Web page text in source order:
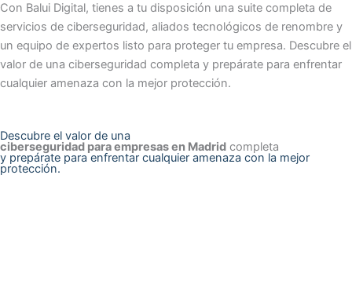
Con Balui Digital, tienes a tu disposición una suite completa de
servicios de ciberseguridad, aliados tecnológicos de renombre y
un equipo de expertos listo para proteger tu empresa. Descubre el
valor de una ciberseguridad completa y prepárate para enfrentar
cualquier amenaza con la mejor protección.
Descubre el valor de una
ciberseguridad para empresas en Madrid completa
y prepárate para enfrentar cualquier amenaza con la mejor
protección.